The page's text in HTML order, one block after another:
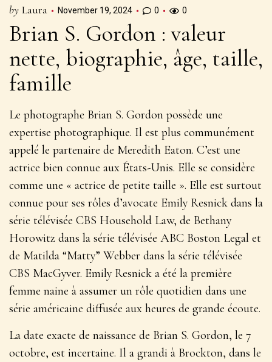
by Laura November 19, 2024 0 0
Brian S. Gordon : valeur
nette, biographie, âge, taille,
famille
Le photographe Brian S. Gordon possède une
expertise photographique. Il est plus communément
appelé le partenaire de Meredith Eaton. C’est une
actrice bien connue aux États-Unis. Elle se considère
comme une « actrice de petite taille ». Elle est surtout
connue pour ses rôles d’avocate Emily Resnick dans la
série télévisée CBS Household Law, de Bethany
Horowitz dans la série télévisée ABC Boston Legal et
de Matilda “Matty” Webber dans la série télévisée
CBS MacGyver. Emily Resnick a été la première
femme naine à assumer un rôle quotidien dans une
série américaine diffusée aux heures de grande écoute.
La date exacte de naissance de Brian S. Gordon, le 7
octobre, est incertaine. Il a grandi à Brockton, dans le